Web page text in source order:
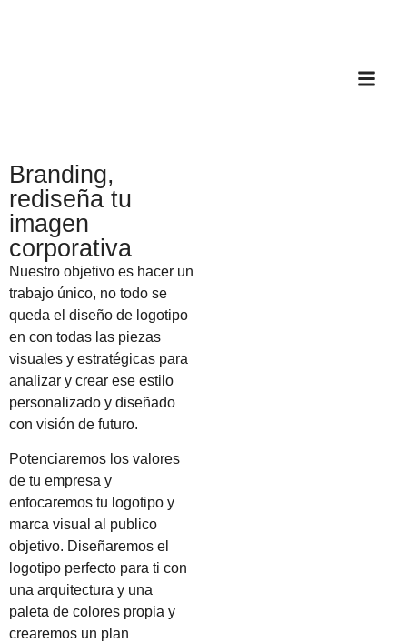
Branding,
rediseña tu
imagen
corporativa
Nuestro objetivo es hacer un
trabajo único, no todo se
queda el diseño de logotipo
en con todas las piezas
visuales y estratégicas para
analizar y crear ese estilo
personalizado y diseñado
con visión de futuro.
Potenciaremos los valores
de tu empresa y
enfocaremos tu logotipo y
marca visual al publico
objetivo. Diseñaremos el
logotipo perfecto para ti con
una arquitectura y una
paleta de colores propia y
crearemos un plan